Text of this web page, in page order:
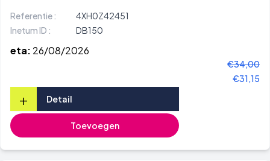
Referentie :
4XH0Z42451
Inetum ID :
DB150
eta: 26/08/2026
€34,00
€31,15
+ Detail
Toevoegen